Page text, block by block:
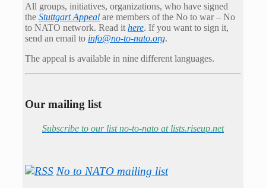
All groups, initiatives, organizations, who have signed
the Stuttgart Appeal are members of the No to war – No
to NATO network. Read it here. If you want to sign it,
send an email to info@no-to-nato.org.
The appeal is available in nine different languages.
Our mailing list
Subscribe to our list no-to-nato at lists.riseup.net
No to NATO mailing list